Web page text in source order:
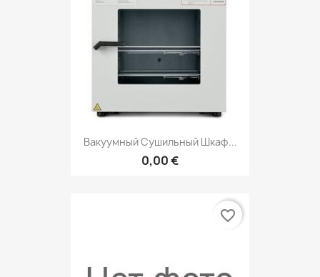
Вакуумный Сушильный Шкаф...
0,00 €
favorite_border